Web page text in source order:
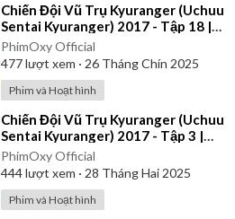
⁣Chiến Đội Vũ Trụ Kyuranger (Uchuu
Sentai Kyuranger) 2017 - Tập 18 |
Thuyết Minh
PhimOxy Official
477lượt xem · 26 Tháng Chín 2025
Phim và Hoạt hình
⁣Chiến Đội Vũ Trụ Kyuranger (Uchuu
Sentai Kyuranger) 2017 - Tập 3 |
Thuyết Minh
PhimOxy Official
444lượt xem · 28 Tháng Hai 2025
Phim và Hoạt hình